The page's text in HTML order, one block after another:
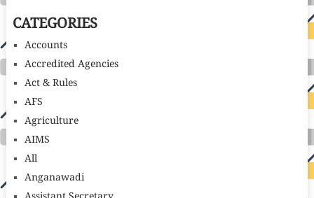
CATEGORIES
Accounts
Accredited Agencies
Act & Rules
AFS
Agriculture
AIMS
All
Anganawadi